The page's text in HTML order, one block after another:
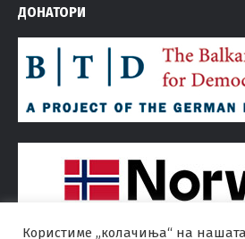
ДОНАТОРИ
Користиме „колачиња“ на